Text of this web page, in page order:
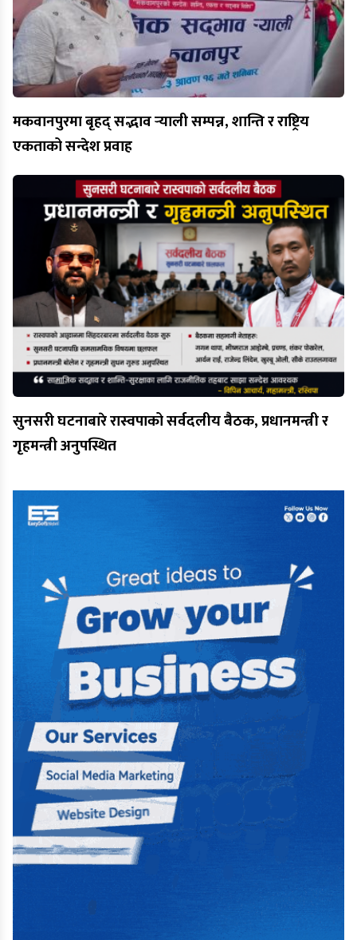
मकवानपुरमा बृहद् सद्भाव र्‍याली सम्पन्न, शान्ति र राष्ट्रिय
एकताको सन्देश प्रवाह
सुनसरी घटनाबारे रास्वपाको सर्वदलीय बैठक, प्रधानमन्त्री र
गृहमन्त्री अनुपस्थित